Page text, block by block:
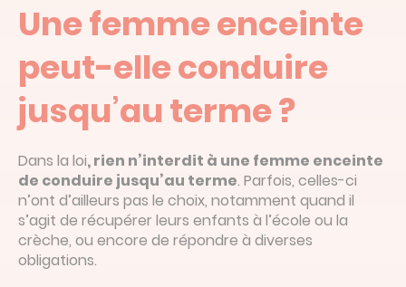
Une femme enceinte
peut-elle conduire
jusqu’au terme ?
Dans la loi, rien n’interdit à une femme enceinte
de conduire jusqu’au terme. Parfois, celles-ci
n’ont d’ailleurs pas le choix, notamment quand il
s’agit de récupérer leurs enfants à l’école ou la
crèche, ou encore de répondre à diverses
obligations.